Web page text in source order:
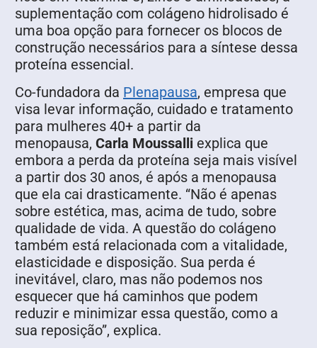
suplementação com colágeno hidrolisado é
uma boa opção para fornecer os blocos de
construção necessários para a síntese dessa
proteína essencial.
Co-fundadora da Plenapausa, empresa que
visa levar informação, cuidado e tratamento
para mulheres 40+ a partir da
menopausa, Carla Moussalli explica que
embora a perda da proteína seja mais visível
a partir dos 30 anos, é após a menopausa
que ela cai drasticamente. “Não é apenas
sobre estética, mas, acima de tudo, sobre
qualidade de vida. A questão do colágeno
também está relacionada com a vitalidade,
elasticidade e disposição. Sua perda é
inevitável, claro, mas não podemos nos
esquecer que há caminhos que podem
reduzir e minimizar essa questão, como a
sua reposição”, explica.